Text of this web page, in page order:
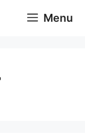
Menu